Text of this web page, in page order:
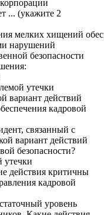
... (укажите 2
мелких хищений
нарушений
безопасности
утечки
вариант действий
кадровой
связанный с
вариант действий
безопасности?
утечки
действия критичны
кадровой
уровень